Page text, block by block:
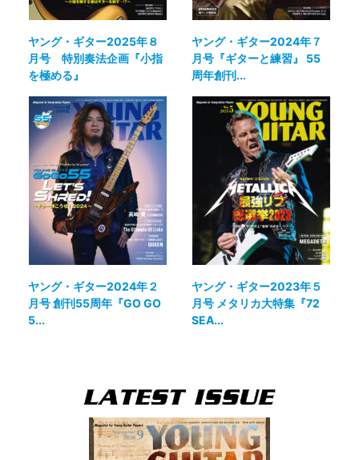
ヤング・ギター2025年８
月号 特別奏法企画『小指
を極める』
ヤング・ギター2024年７
月号『ギターと練習』 55
周年創刊...
ヤング・ギター2024年２
月号 創刊55周年『GO GO
5...
ヤング・ギター2023年５
月号 メタリカ大特集『72
SEA...